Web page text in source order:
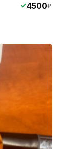
4500₽